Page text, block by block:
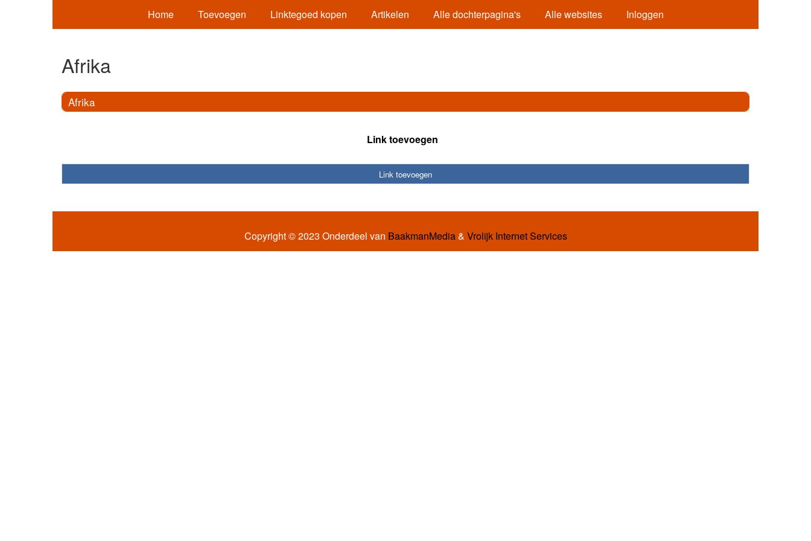
Home Toevoegen Linktegoed kopen Artikelen Alle dochterpagina's Alle websites Inloggen
Afrika
Afrika
Link toevoegen
Link toevoegen
Copyright © 2023 Onderdeel van BaakmanMedia& Vrolijk Internet Services